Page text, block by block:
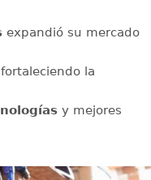
expandió su mercado
la
y mejores